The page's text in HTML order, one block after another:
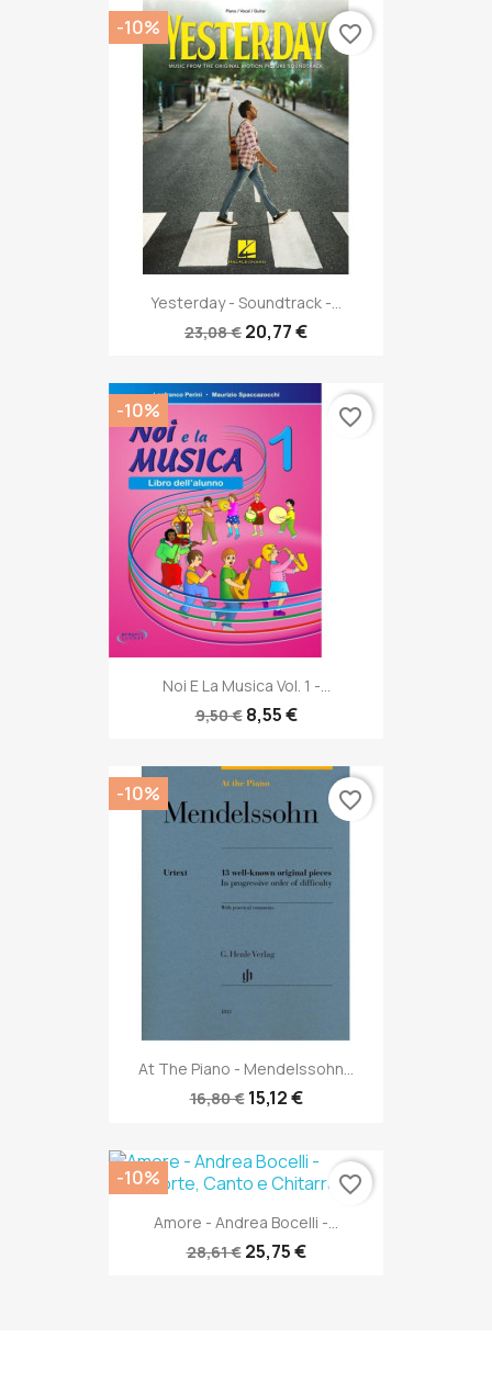
Yesterday - Soundtrack -...
23,08 € 20,77 €
-10% favorite_border
Noi E La Musica Vol. 1 -...
9,50 € 8,55 €
-10% favorite_border
At The Piano - Mendelssohn...
16,80 € 15,12 €
-10% favorite_border
Amore - Andrea Bocelli -...
28,61 € 25,75 €
-10% favorite_border